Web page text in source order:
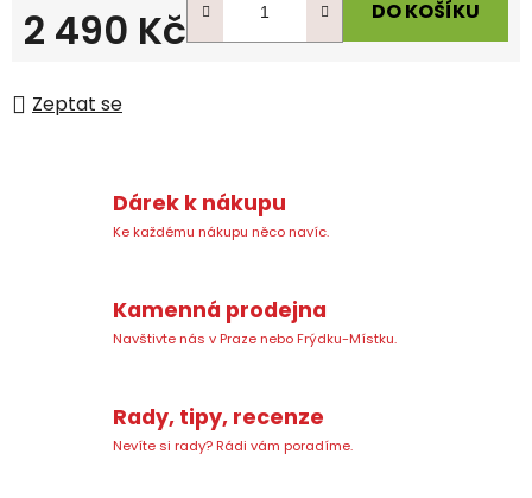
2 490 Kč DO KOŠÍKU
Zeptat se
Dárek k nákupu
Ke každému nákupu něco navíc.
Kamenná prodejna
Navštivte nás v Praze nebo Frýdku-Místku.
Rady, tipy, recenze
Nevíte si rady? Rádi vám poradíme.